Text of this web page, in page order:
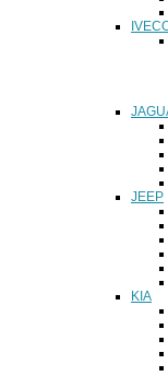
JEEP
KIA